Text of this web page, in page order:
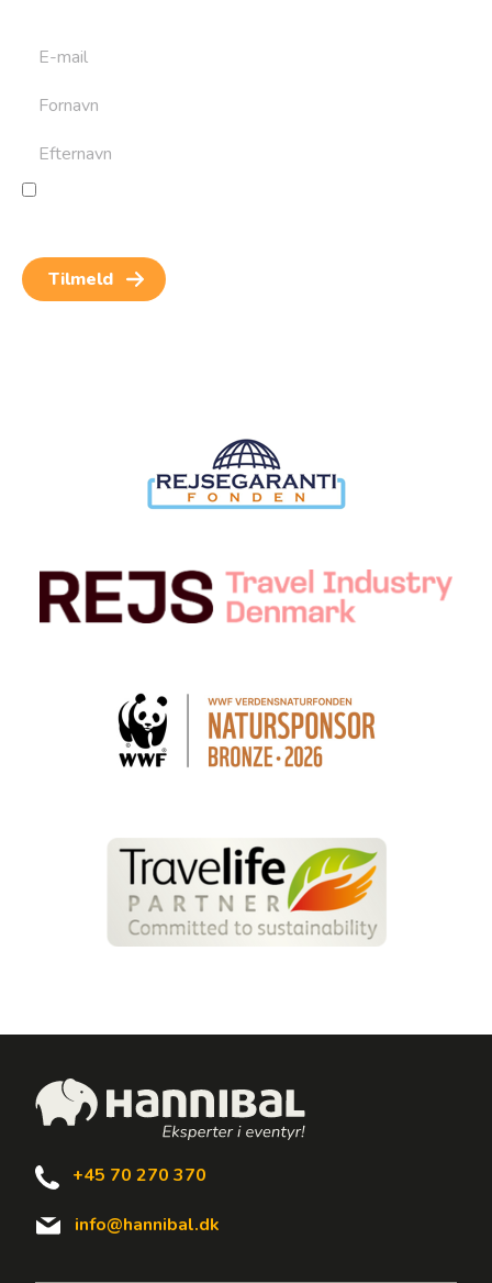
+45 70 270 370
info@hannibal.dk